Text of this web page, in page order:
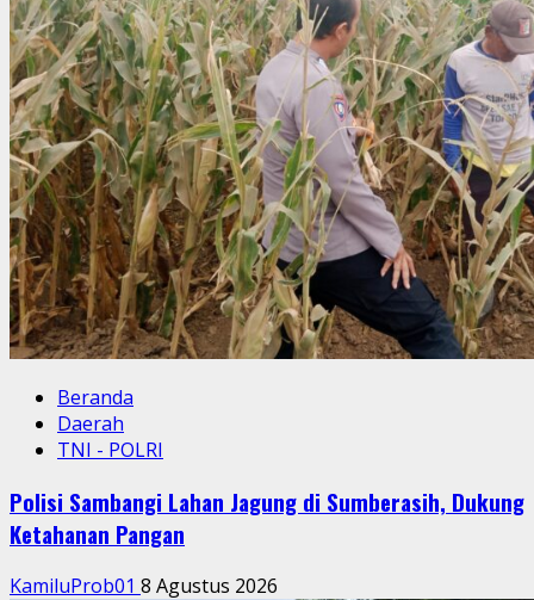
Beranda
Daerah
TNI - POLRI
Polisi Sambangi Lahan Jagung di Sumberasih, Dukung
Ketahanan Pangan
KamiluProb01 8 Agustus 2026